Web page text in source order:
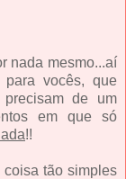
nada mesmo...aí
para vocês, que
de um
em que só
!!
coisa tão simples